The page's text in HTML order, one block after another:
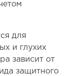
для
и глухих
зависит от
защитного